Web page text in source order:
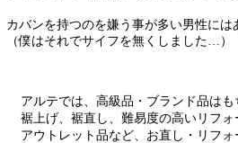
カバンを持つのを嫌う事が多い男性には
（僕はそれでサイフを無くしました…）
アルテでは、高級品・ブランド品は
裾上げ、裾直し、難易度の高いリフォ
アウトレット品など、お直し・リフ